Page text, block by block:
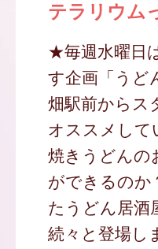
テラリウム
★毎週水曜日
す企画「うど
畑駅前からス
オススメして
焼きうどんの
ができるのか
たうどん居酒
続々と登場し